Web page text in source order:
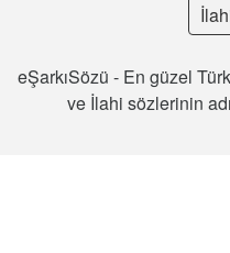
eŞarkıSözü - En güzel
ve İlahi sözlerinin